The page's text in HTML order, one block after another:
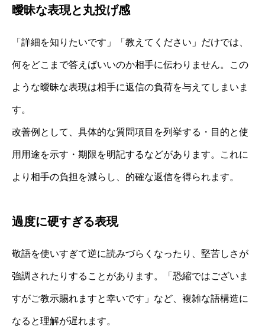
曖昧な表現と丸投げ感
「詳細を知りたいです」「教えてください」だけでは、
何をどこまで答えばいいのか相手に伝わりません。この
ような曖昧な表現は相手に返信の負荷を与えてしまいま
す。
改善例として、具体的な質問項目を列挙する・目的と使
用用途を示す・期限を明記するなどがあります。これに
より相手の負担を減らし、的確な返信を得られます。
過度に硬すぎる表現
敬語を使いすぎて逆に読みづらくなったり、堅苦しさが
強調されたりすることがあります。「恐縮ではございま
すがご教示賜れますと幸いです」など、複雑な語構造に
なると理解が遅れます。